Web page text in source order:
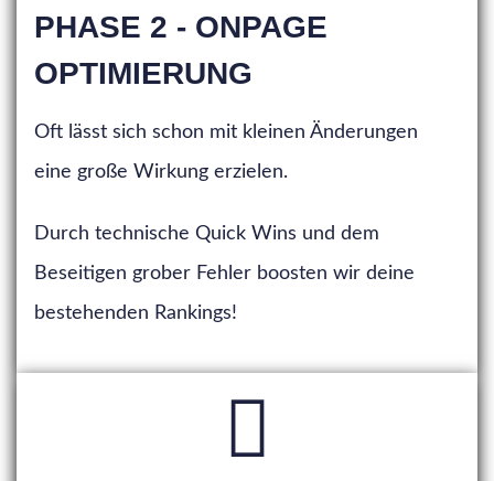
PHASE 2 - ONPAGE
OPTIMIERUNG
Oft lässt sich schon mit kleinen Änderungen
eine große Wirkung erzielen.
Durch technische Quick Wins und dem
Beseitigen grober Fehler boosten wir deine
bestehenden Rankings!